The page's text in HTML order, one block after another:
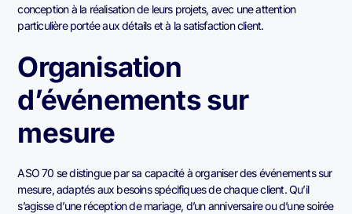
conception à la réalisation de leurs projets, avec une attention
particulière portée aux détails et à la satisfaction client.
Organisation
d’événements sur
mesure
ASO 70 se distingue par sa capacité à organiser des événements sur
mesure, adaptés aux besoins spécifiques de chaque client. Qu’il
s’agisse d’une réception de mariage, d’un anniversaire ou d’une soirée